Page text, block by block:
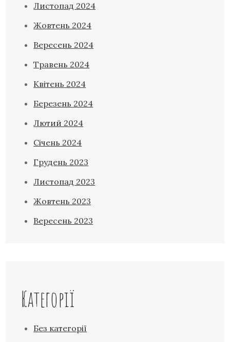
Листопад 2024
Жовтень 2024
Вересень 2024
Травень 2024
Квітень 2024
Березень 2024
Лютий 2024
Січень 2024
Грудень 2023
Листопад 2023
Жовтень 2023
Вересень 2023
Категорії
Без категорії